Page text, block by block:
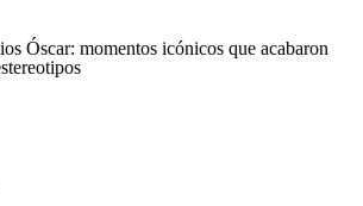
Óscar: momentos icónicos que acabaron